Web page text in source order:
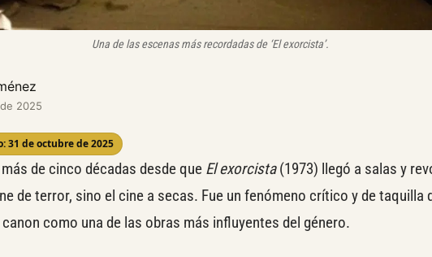
Una de las escenas más recordadas de ‘El exorcista’.
2025
31 de octubre de 2025
de cinco décadas desde que El exorcista(1973) llegó a salas y
de terror, sino el cine a secas. Fue un fenómeno crítico y de taquilla
como una de las obras más influyentes del género.